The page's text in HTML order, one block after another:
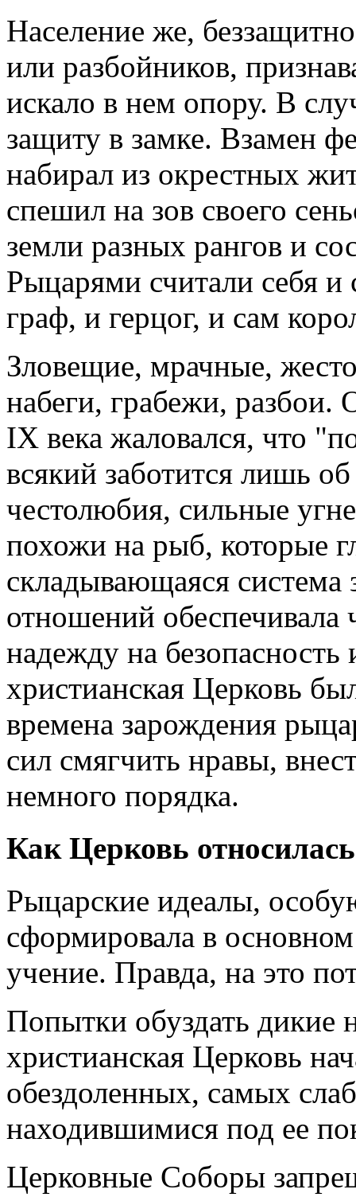
Население же,
или разбойников,
искало в нем опору. В
защиту в замке. Взамен
набирал из окрестных
спешил на зов своего
земли разных рангов и
Рыцарями считали себя
граф, и герцог, и сам
Зловещие, мрачные,
набеги, грабежи, разбои.
IX века жаловался, что
всякий заботится лишь
честолюбия, сильные
похожи на рыб, которые
складывающаяся
отношений обеспечивала
надежду на
христианская Церковь
времена зарождения
сил смягчить нравы,
немного порядка.
Как Церковь
Рыцарские идеалы,
сформировала в
учение. Правда, на это
Попытки обуздать дикие
христианская Церковь
обездоленных, самых
находившимися под ее
Церковные Соборы